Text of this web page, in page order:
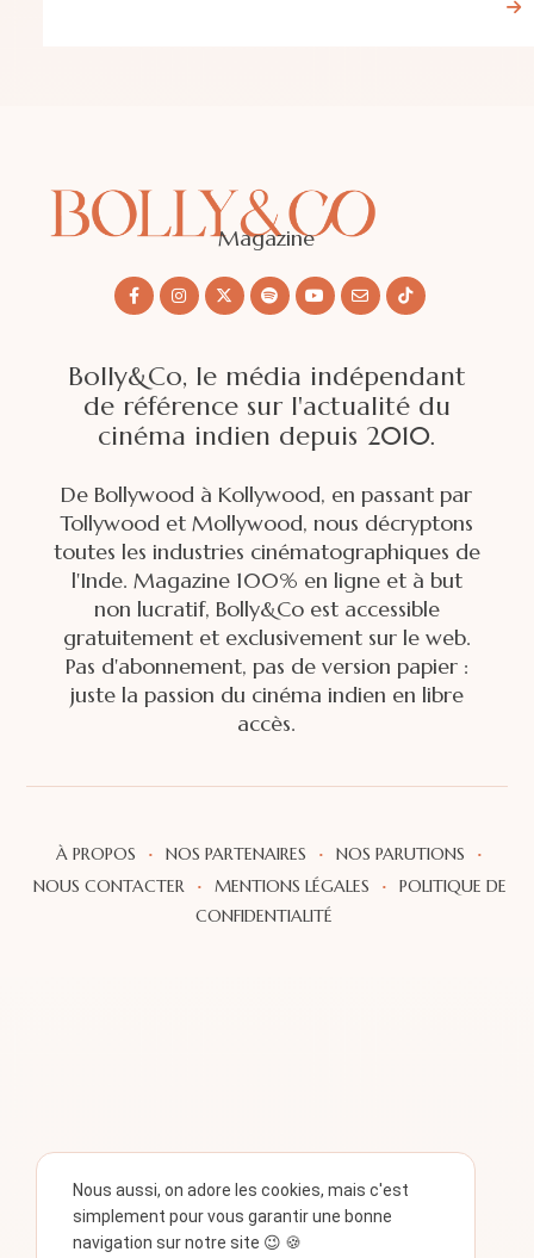
Magazine
Bolly&Co, le média indépendant
de référence sur l'actualité du
cinéma indien depuis 2010.
De Bollywood à Kollywood, en passant par
Tollywood et Mollywood, nous décryptons
toutes les industries cinématographiques de
l'Inde. Magazine 100% en ligne et à but
non lucratif, Bolly&Co est accessible
gratuitement et exclusivement sur le web.
Pas d'abonnement, pas de version papier :
juste la passion du cinéma indien en libre
accès.
À PROPOS · NOS PARTENAIRES · NOS PARUTIONS ·
NOUS CONTACTER · MENTIONS LÉGALES ·
POLITIQUE DE
CONFIDENTIALITÉ
Nous aussi, on adore les cookies, mais c'est
simplement pour vous garantir une bonne
navigation sur notre site 😉 🍪